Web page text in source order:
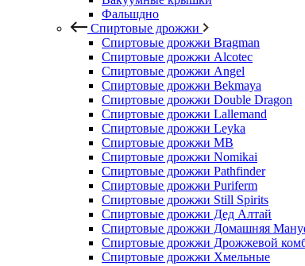
Фальшдно
Спиртовые дрожжи
Спиртовые дрожжи Bragman
Спиртовые дрожжи Alcotec
Спиртовые дрожжи Angel
Спиртовые дрожжи Bekmaya
Спиртовые дрожжи Double Dragon
Спиртовые дрожжи Lallemand
Спиртовые дрожжи Leyka
Спиртовые дрожжи MB
Спиртовые дрожжи Nomikai
Спиртовые дрожжи Pathfinder
Спиртовые дрожжи Puriferm
Спиртовые дрожжи Still Spirits
Спиртовые дрожжи Дед Алтай
Спиртовые дрожжи Домашняя
Спиртовые дрожжи Дрожжевой
Спиртовые дрожжи Хмельные